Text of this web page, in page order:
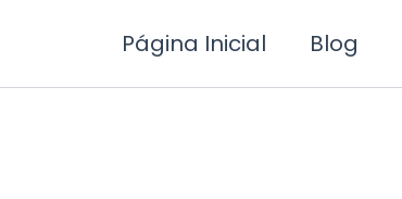
Página Inicial Blog